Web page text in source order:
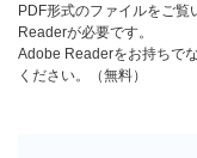
PDF形式のファイルをご
Readerが必要です。
Adobe Readerをお持ちで
ください。（無料）